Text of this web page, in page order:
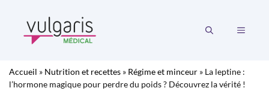
contenu
MENU
Accueil » Nutrition et recettes » Régime et minceur » La leptine :
l’hormone magique pour perdre du poids ? Découvrez la vérité !